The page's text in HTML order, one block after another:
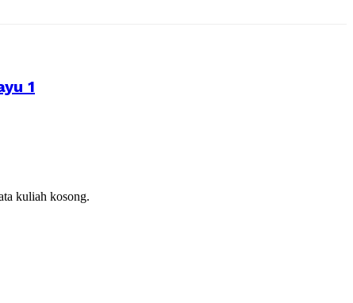
1
kuliah kosong.